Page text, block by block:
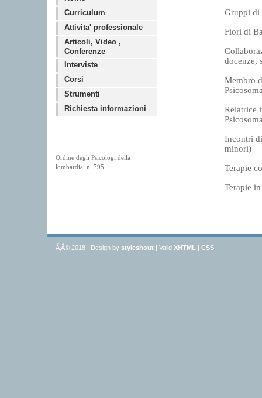
Curriculum
Attivita' professionale
Articoli, Video ,
Conferenze
Interviste
Corsi
Strumenti
Richiesta informazioni
Ordine degli Psicologi della
lombardia n. 795
Gruppi di
Fiori di
docenze,
Membro
Relatrice
Incontri
minori)
Terapie
Terapie
Ã‚Â© 2018 | Design by styleshout | Valid XHTML | CSS